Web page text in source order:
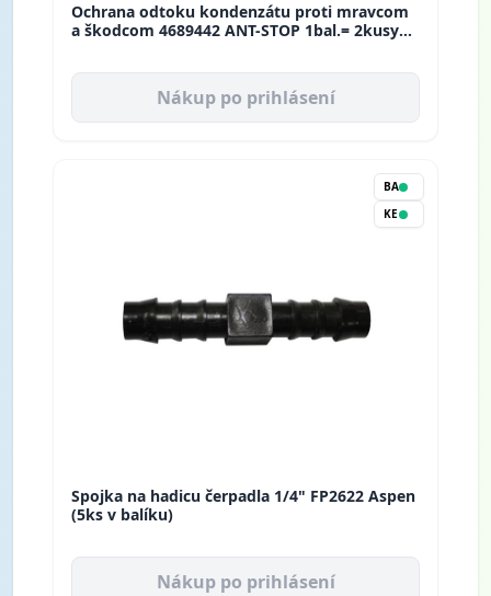
Ochrana odtoku kondenzátu proti mravcom
a škodcom 4689442 ANT-STOP 1bal.= 2kusy
Nákup po prihlásení
BA
KE
Spojka na hadicu čerpadla 1/4" FP2622 Aspen
(5ks v balíku)
Nákup po prihlásení